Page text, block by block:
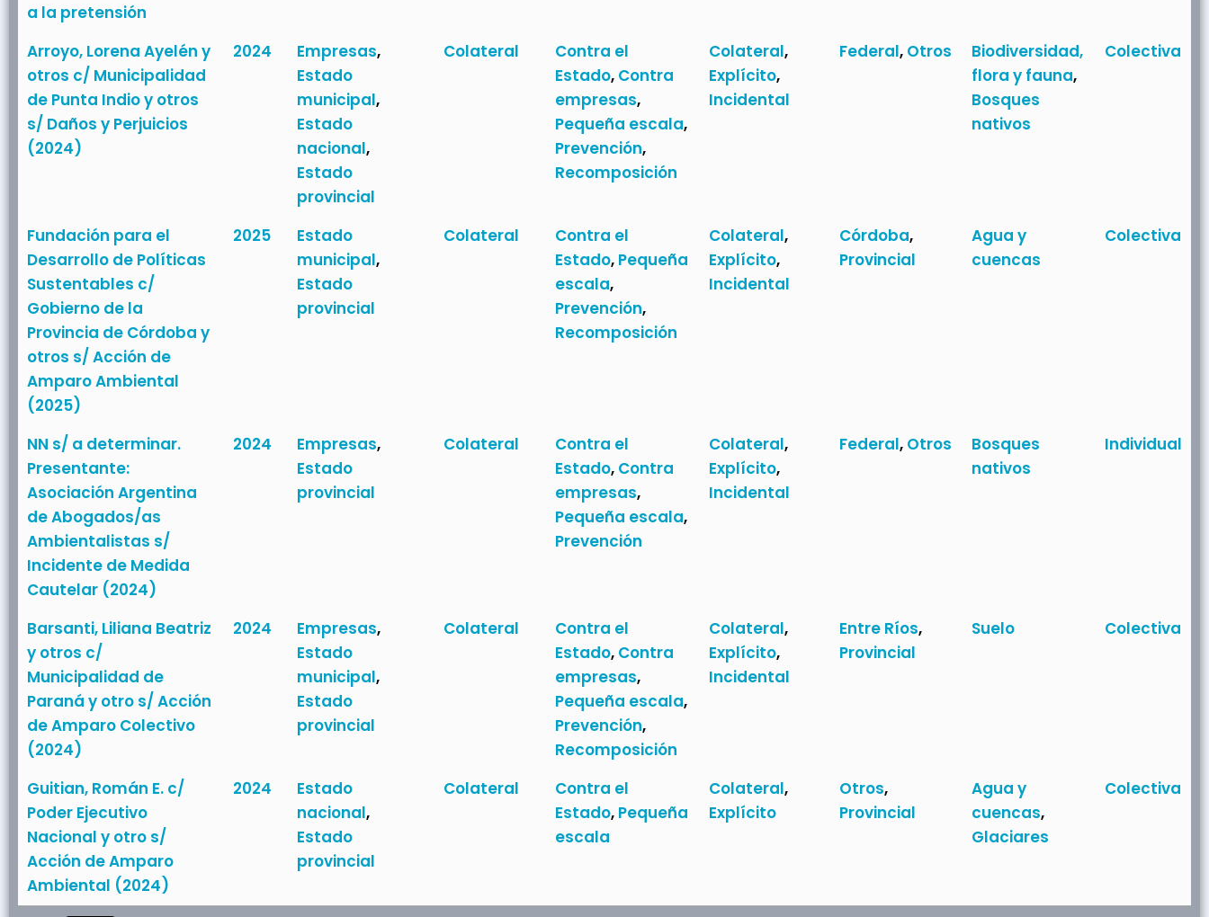
a la pretensión
Arroyo, Lorena Ayelén y
otros c/ Municipalidad
de Punta Indio y otros
s/ Daños y Perjuicios
(2024)
2024 Empresas,
Estado
municipal,
Estado
nacional,
Estado
provincial
Colateral
Contra el
Estado, Contra
empresas,
Pequeña escala,
Prevención,
Recomposición
Colateral,
Explícito,
Incidental
Federal, Otros
Biodiversidad,
flora y fauna,
Bosques
nativos
Colectiva
Fundación para el
Desarrollo de Políticas
Sustentables c/
Gobierno de la
Provincia de Córdoba y
otros s/ Acción de
Amparo Ambiental
(2025)
2025
Estado
municipal,
Estado
provincial
Colateral
Contra el
Estado, Pequeña
escala,
Prevención,
Recomposición
Colateral,
Explícito,
Incidental
Córdoba,
Provincial
Agua y
cuencas
Colectiva
NN s/ a determinar.
Presentante:
Asociación Argentina
de Abogados/as
Ambientalistas s/
Incidente de Medida
Cautelar (2024)
2024 Empresas,
Estado
provincial
Colateral
Contra el
Estado, Contra
empresas,
Pequeña escala,
Prevención
Colateral,
Explícito,
Incidental
Federal, Otros
Bosques
nativos
Individual
Barsanti, Liliana Beatriz
y otros c/
Municipalidad de
Paraná y otro s/ Acción
de Amparo Colectivo
(2024)
2024 Empresas,
Estado
municipal,
Estado
provincial
Colateral
Contra el
Estado, Contra
empresas,
Pequeña escala,
Prevención,
Recomposición
Colateral,
Explícito,
Incidental
Entre Ríos,
Provincial
Suelo Colectiva
Guitian, Román E. c/
Poder Ejecutivo
Nacional y otro s/
Acción de Amparo
Ambiental (2024)
2024
Estado
nacional,
Estado
provincial
Colateral
Contra el
Estado, Pequeña
escala
Colateral,
Explícito
Otros,
Provincial
Agua y
cuencas,
Glaciares
Colectiva